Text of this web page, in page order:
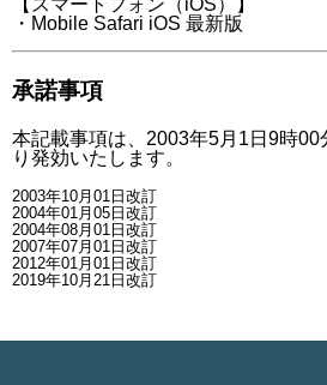
【スマートフォン（iOS）】
・Mobile Safari iOS 最新版
承諾事項
本記載事項は、2003年5月1日9時00
り発効いたします。
2003年10月01日改訂
2004年01月05日改訂
2004年08月01日改訂
2007年07月01日改訂
2012年01月01日改訂
2019年10月21日改訂